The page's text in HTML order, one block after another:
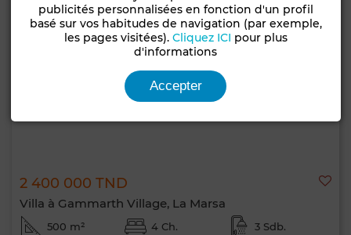
2 400 000 TND
Villa à Gammarth Village, La Marsa
500 m² 4 Ch. 3 Sdb.
publicités personnalisées en fonction d'un profil
basé sur vos habitudes de navigation (par exemple,
les pages visitées). Cliquez ICI pour plus
d'informations
Accepter